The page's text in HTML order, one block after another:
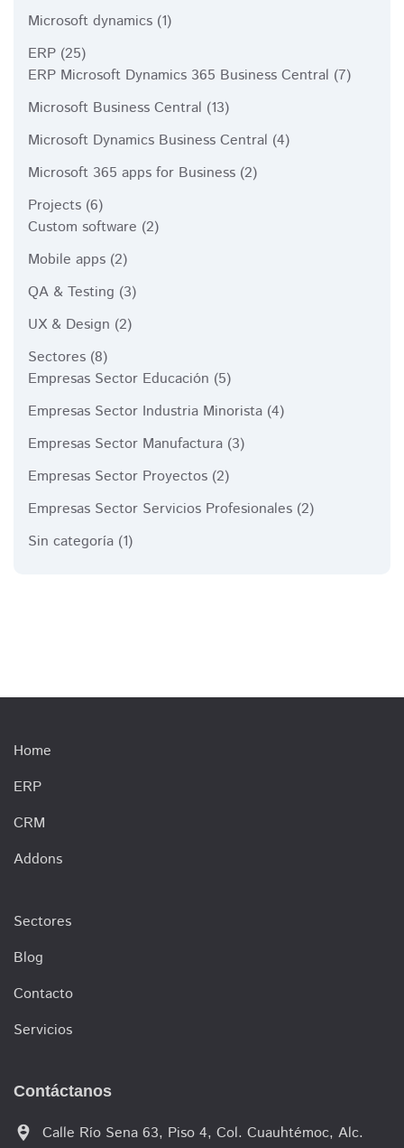
Microsoft dynamics (1)
ERP (25)
ERP Microsoft Dynamics 365 Business Central (7)
Microsoft Business Central (13)
Microsoft Dynamics Business Central (4)
Microsoft 365 apps for Business (2)
Projects (6)
Custom software (2)
Mobile apps (2)
QA & Testing (3)
UX & Design (2)
Sectores (8)
Empresas Sector Educación (5)
Empresas Sector Industria Minorista (4)
Empresas Sector Manufactura (3)
Empresas Sector Proyectos (2)
Empresas Sector Servicios Profesionales (2)
Sin categoría (1)
Home
ERP
CRM
Addons
Sectores
Blog
Contacto
Servicios
Contáctanos
person_pin_circle
Calle Río Sena 63, Piso 4, Col. Cuauhtémoc, Alc.